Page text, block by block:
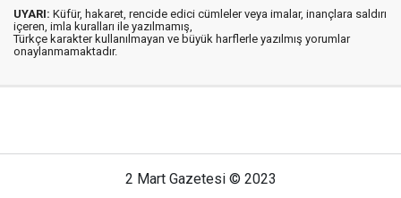
UYARI: Küfür, hakaret, rencide edici cümleler veya imalar, inançlara saldırı
içeren, imla kuralları ile yazılmamış,
Türkçe karakter kullanılmayan ve büyük harflerle yazılmış yorumlar
onaylanmamaktadır.
2 Mart Gazetesi © 2023